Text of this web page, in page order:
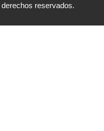
reservados.